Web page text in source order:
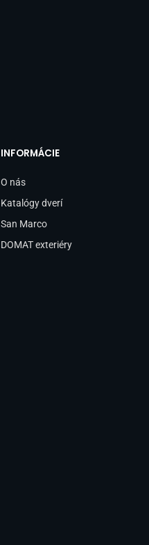
INFORMÁCIE
O nás
Katalógy dverí
San Marco
DOMAT exteriéry